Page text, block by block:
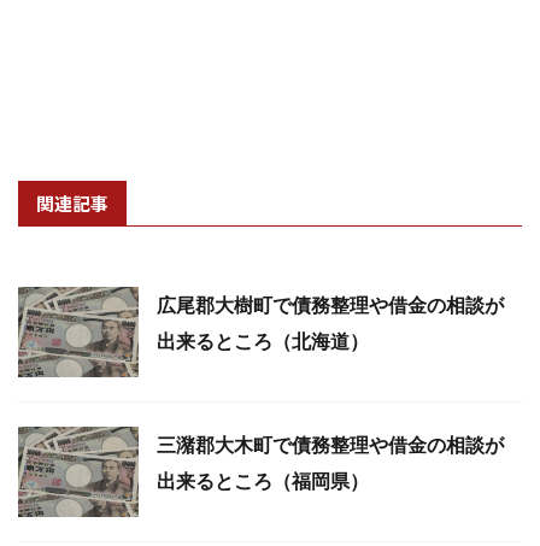
関連記事
広尾郡大樹町で債務整理や借金の相談が
出来るところ（北海道）
三潴郡大木町で債務整理や借金の相談が
出来るところ（福岡県）